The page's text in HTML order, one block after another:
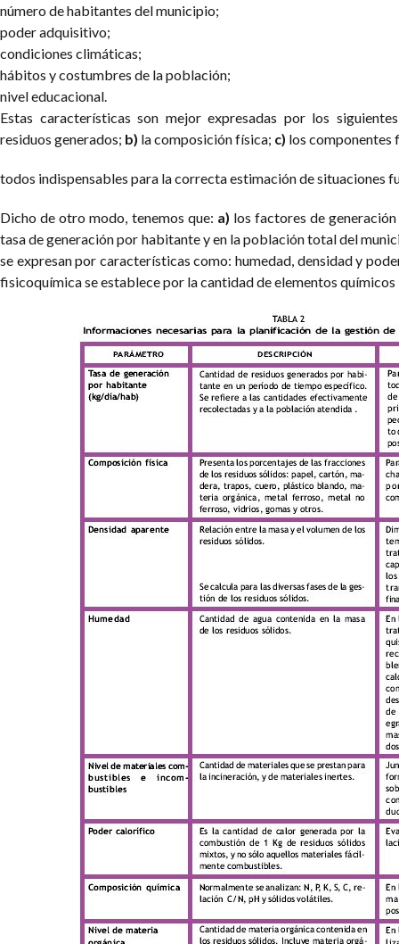
número de habitantes del municipio;
poder adquisitivo;
condiciones climáticas;
hábitos y costumbres de la población;
nivel educacional.
Estas características son mejor expresadas por los
residuos generados; b) la composición física; c) los componentes
todos indispensables para la correcta estimación de situaciones
Dicho de otro modo, tenemos que: a) los factores de
tasa de generación por habitante y en la población total del
se expresan por características como: humedad, densidad y
fisicoquímica se establece por la cantidad de elementos químicos